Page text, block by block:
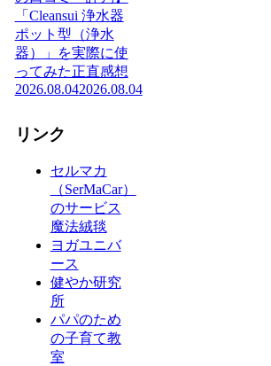
「Cleansui 浄水器
ポット型（浄水
器）」を実際に使
ってみた正直感想
2026.08.042026.08.04
リンク
セルマカ
（SerMaCar）
のサービス
魔法絨毯
ヨガユニバ
ース
健やか研究
所
パパのため
の子育て教
室